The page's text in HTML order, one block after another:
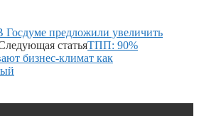
Госдуме предложили увеличить
статьяТПП: 90%
бизнес-климат как